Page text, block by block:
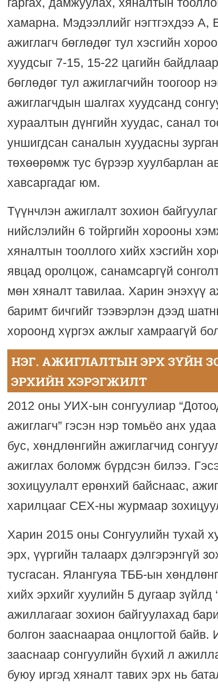
хамарна. Мэдээллийг нэгтгэхдээ А,
ажиглагч бөглөдөг тул хэсгийн
хуудсыг 7-15, 15-22 цагийн
бөглөдөг тул ажиглагчийн тоогоор
ажиглагчдын шалгах хуудсанд
хураалтын дүнгийн хуудас, санал
уншигдсан саналын хуудасны
төхөөрөмж тус бүрээр хуулбарлан
хавсаргадаг юм.
Түүнчлэн ажиглалт зохион
нийслэлийн 6 тойргийн хорооны
хяналтын тооллого хийх хэсгийн
явцад оролцож, санамсаргүй
мөн хяналт тавилаа. Харин энэхүү
баримт бичгийг тээвэрлэн дээд
хороонд хүргэх ажлыг хамраагүй
НЭГ. АЖИГЛАЛТЫН ЭРХ ЗҮЙН
ЭРХИЙН ХЭРЭГЖИЛТ
2012 оны УИХ-ын сонгуулиар
ажиглагч” гэсэн нэр томьёо анх
бус, хөндлөнгийн ажиглагчид
ажиглах боломж бүрдсэн билээ.
зохицуулалт ерөнхий байснаас,
харилцааг СЕХ-ны журмаар
Харин 2015 оны Сонгуулийн тухай
эрх, үүргийн талаарх дэлгэрэнгүй
тусгасан. Ялангуяа ТББ-ын
хийх эрхийг хуулийн 5 дугаар зүйлд
ажиллагааг зохион байгуулахад
болгон зааснаараа онцлогтой байв.
зааснаар сонгуулийн бүхий л
буюу иргэд хяналт тавих эрх нь